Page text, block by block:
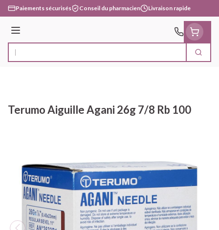
Aller au contenu
Paiements sécurisés Conseil du pharmacien Livraison rapide
Menu
Rechercher
Terumo Aiguille Agani 26g 7/8 Rb 100